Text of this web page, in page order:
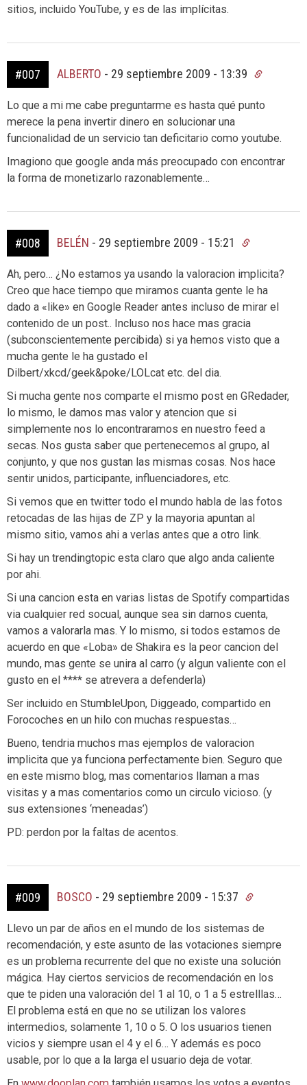
sitios, incluido YouTube, y es de las implícitas.
#007 ALBERTO - 29 septiembre 2009 - 13:39
Lo que a mi me cabe preguntarme es hasta qué punto
merece la pena invertir dinero en solucionar una
funcionalidad de un servicio tan deficitario como youtube.
Imagiono que google anda más preocupado con encontrar
la forma de monetizarlo razonablemente…
#008 BELÉN - 29 septiembre 2009 - 15:21
Ah, pero… ¿No estamos ya usando la valoracion implicita?
Creo que hace tiempo que miramos cuanta gente le ha
dado a «like» en Google Reader antes incluso de mirar el
contenido de un post.. Incluso nos hace mas gracia
(subconscientemente percibida) si ya hemos visto que a
mucha gente le ha gustado el
Dilbert/xkcd/geek&poke/LOLcat etc. del dia.
Si mucha gente nos comparte el mismo post en GRedader,
lo mismo, le damos mas valor y atencion que si
simplemente nos lo encontraramos en nuestro feed a
secas. Nos gusta saber que pertenecemos al grupo, al
conjunto, y que nos gustan las mismas cosas. Nos hace
sentir unidos, participante, influenciadores, etc.
Si vemos que en twitter todo el mundo habla de las fotos
retocadas de las hijas de ZP y la mayoria apuntan al
mismo sitio, vamos ahi a verlas antes que a otro link.
Si hay un trendingtopic esta claro que algo anda caliente
por ahi.
Si una cancion esta en varias listas de Spotify compartidas
via cualquier red socual, aunque sea sin darnos cuenta,
vamos a valorarla mas. Y lo mismo, si todos estamos de
acuerdo en que «Loba» de Shakira es la peor cancion del
mundo, mas gente se unira al carro (y algun valiente con el
gusto en el **** se atrevera a defenderla)
Ser incluido en StumbleUpon, Diggeado, compartido en
Forocoches en un hilo con muchas respuestas…
Bueno, tendria muchos mas ejemplos de valoracion
implicita que ya funciona perfectamente bien. Seguro que
en este mismo blog, mas comentarios llaman a mas
visitas y a mas comentarios como un circulo vicioso. (y
sus extensiones ‘meneadas’)
PD: perdon por la faltas de acentos.
#009 BOSCO - 29 septiembre 2009 - 15:37
Llevo un par de años en el mundo de los sistemas de
recomendación, y este asunto de las votaciones siempre
es un problema recurrente del que no existe una solución
mágica. Hay ciertos servicios de recomendación en los
que te piden una valoración del 1 al 10, o 1 a 5 estrelllas…
El problema está en que no se utilizan los valores
intermedios, solamente 1, 10 o 5. O los usuarios tienen
vicios y siempre usan el 4 y el 6… Y además es poco
usable, por lo que a la larga el usuario deja de votar.